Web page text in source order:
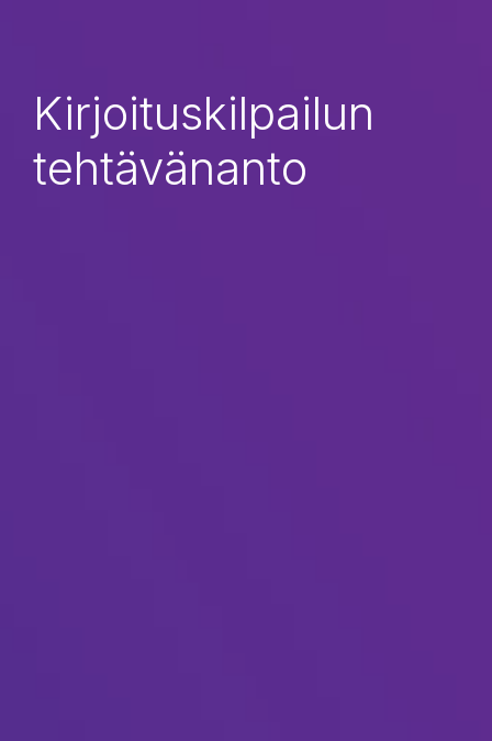
Kirjoituskilpailun
tehtävänanto